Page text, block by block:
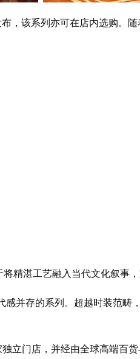
，该系列亦可在店内选购。随
精湛工艺融入当代文化叙事，
感并存的系列。超越时装范畴
立门店，并经由全球高端百货